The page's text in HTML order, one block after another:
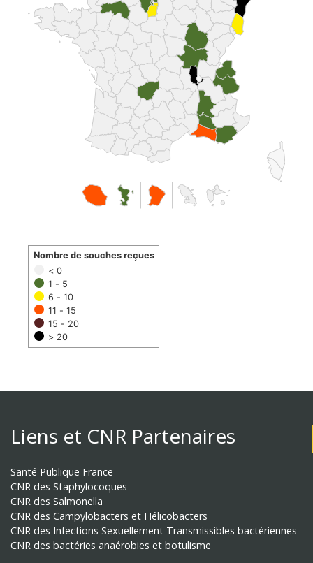
< 0
1 - 5
6 - 10
11 - 15
15 - 20
> 20
Nombre de souches reçues
Liens et CNR Partenaires
Santé Publique France
CNR des Staphylocoques
CNR des Salmonella
CNR des Campylobacters et Hélicobacters
CNR des Infections Sexuellement Transmissibles bactériennes
CNR des bactéries anaérobies et botulisme